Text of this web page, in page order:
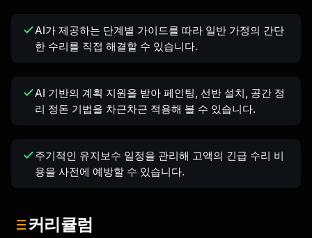
AI가 제공하는 단계별 가이드를 따라 일반 가정의 간단
한 수리를 직접 해결할 수 있습니다.
AI 기반의 계획 지원을 받아 페인팅, 선반 설치, 공간 정
리 정돈 기법을 차근차근 적용해 볼 수 있습니다.
주기적인 유지보수 일정을 관리해 고액의 긴급 수리 비
용을 사전에 예방할 수 있습니다.
커리큘럼